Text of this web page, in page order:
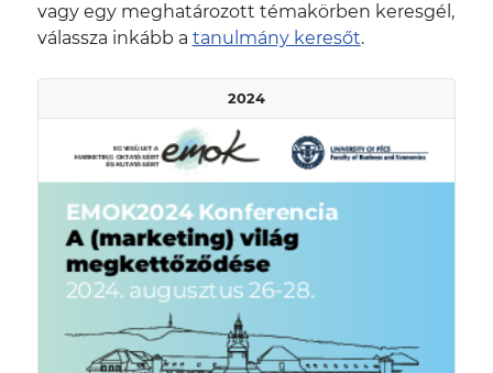
vagy egy meghatározott témakörben keresgél,
válassza inkább a tanulmány keresőt.
2024